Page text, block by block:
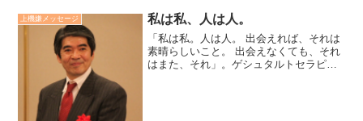
上機嫌メッセージ 私は私、人は人。
「私は私。人は人。 出会えれば、それは
素晴らしいこと。 出会えなくても、それ
はまた、それ」。ゲシュタルトセラピー